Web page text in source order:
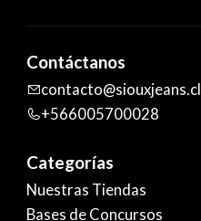
Contáctanos
contacto@siouxjeans.cl
+566005700028
Categorías
Nuestras Tiendas
Bases de Concursos